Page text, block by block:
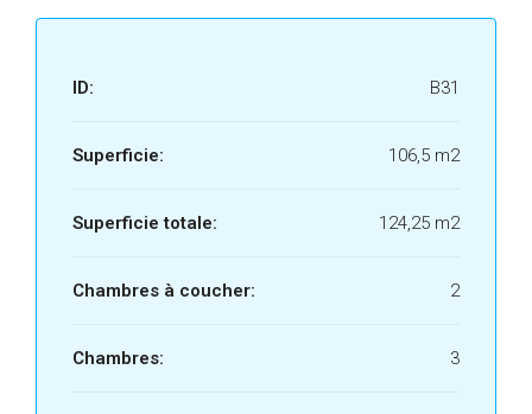
ID: B31
Superficie: 106,5 m2
Superficie totale: 124,25 m2
Chambres à coucher: 2
Chambres: 3